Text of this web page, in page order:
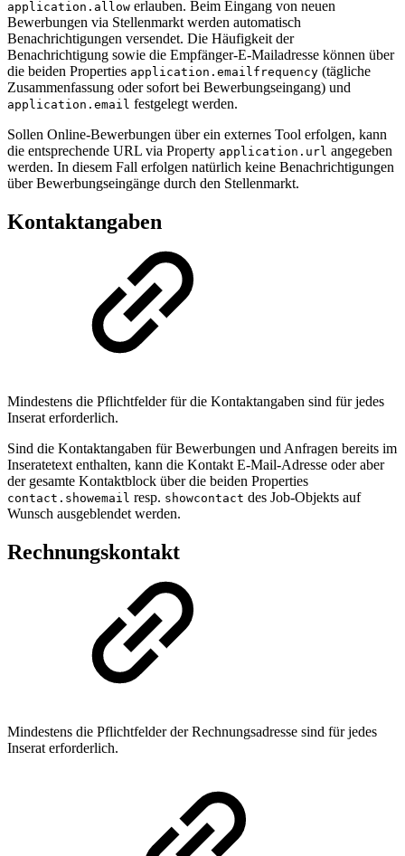
application.allow erlauben. Beim Eingang von neuen
Bewerbungen via Stellenmarkt werden automatisch
Benachrichtigungen versendet. Die Häufigkeit der
Benachrichtigung sowie die Empfänger-E-Mailadresse können über
die beiden Properties application.emailfrequency (tägliche
Zusammenfassung oder sofort bei Bewerbungseingang) und
application.email festgelegt werden.
Sollen Online-Bewerbungen über ein externes Tool erfolgen, kann
die entsprechende URL via Property application.url angegeben
werden. In diesem Fall erfolgen natürlich keine Benachrichtigungen
über Bewerbungseingänge durch den Stellenmarkt.
Kontaktangaben
Mindestens die Pflichtfelder für die Kontaktangaben sind für jedes
Inserat erforderlich.
Sind die Kontaktangaben für Bewerbungen und Anfragen bereits im
Inseratetext enthalten, kann die Kontakt E-Mail-Adresse oder aber
der gesamte Kontaktblock über die beiden Properties
contact.showemail resp. showcontact des Job-Objekts auf
Wunsch ausgeblendet werden.
Rechnungskontakt
Mindestens die Pflichtfelder der Rechnungsadresse sind für jedes
Inserat erforderlich.